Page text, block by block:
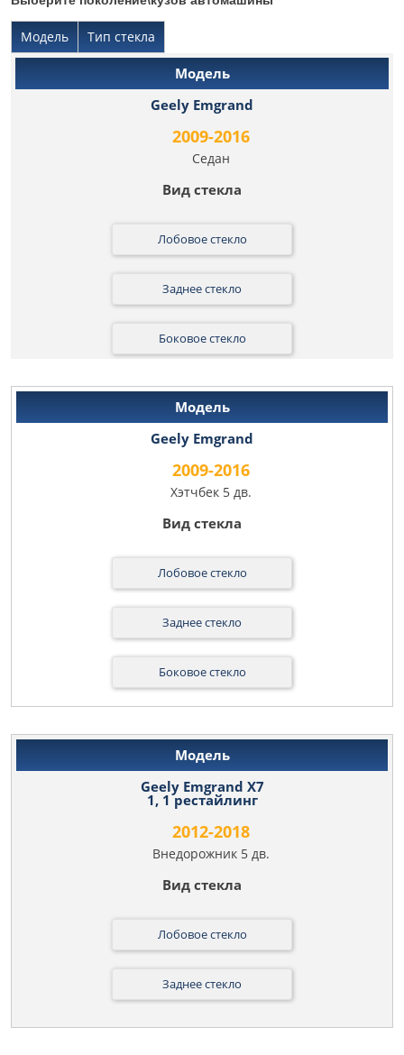
Модель Тип стекла
Geely Emgrand
2009-2016
Седан
Лобовое стекло
Заднее стекло
Боковое стекло
Geely Emgrand
2009-2016
Хэтчбек 5 дв.
Лобовое стекло
Заднее стекло
Боковое стекло
Geely Emgrand X7
1, 1 рестайлинг
2012-2018
Внедорожник 5 дв.
Лобовое стекло
Заднее стекло